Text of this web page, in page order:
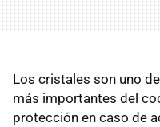
Los cristales son uno
más importantes del
protección en caso de